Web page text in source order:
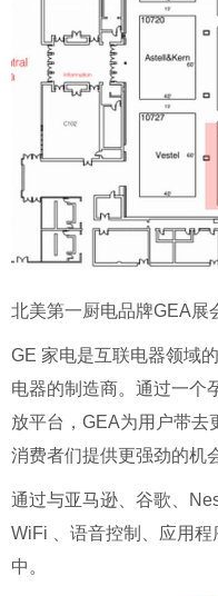
北美第一厨电品牌GEA展
GE 家电是互联电器领域
电器的制造商。通过一个
放平台，GEA为用户带去
消费者们提供更强劲的机
通过与亚马逊、谷歌、
WiFi 、语音控制、应用
中。